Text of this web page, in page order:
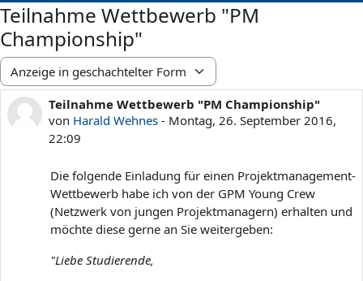
Teilnahme Wettbewerb "PM
Championship"
Anzeigemodus
Teilnahme Wettbewerb "PM Championship"
von Harald Wehnes- Montag, 26. September 2016,
22:09
Anzahl Antworten: 0
Die folgende Einladung für einen Projektmanagement-
Wettbewerb habe ich von der GPM Young Crew
(Netzwerk von jungen Projektmanagern) erhalten und
möchte diese gerne an Sie weitergeben:
"Liebe Studierende,